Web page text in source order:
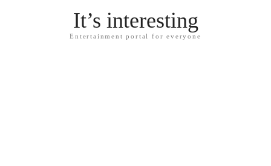
It’s interesting
Entertainment portal for everyone